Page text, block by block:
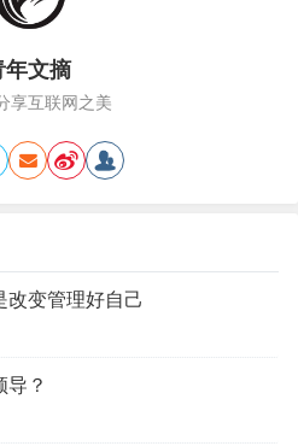
年文摘
享互联网之美
改变管理好自己
导？